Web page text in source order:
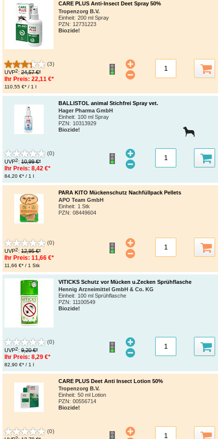
CARE PLUS Anti-Insect Deet Spray 50%
Tropenzorg B.V.
Einheit: 200 ml Spray
PZN: 12731223
Biozide!
(3)
UVP2: 24,57 €*
Ihr Preis: 22,11 €*
110,55 €* / 1 l
BALLISTOL animal Stichfrei Spray vet.
Hager Pharma GmbH
Einheit: 100 ml Spray
PZN: 10313929
Biozide!
(0)
UVP2: 10,99 €*
Ihr Preis: 8,42 €*
84,20 €* / 1 l
PARA KITO Mückenschutz Nachfüllpack Pellets
APO Team GmbH
Einheit: 1 Stk
PZN: 08449604
(0)
UVP2: 12,95 €*
Ihr Preis: 11,66 €*
11,66 €* / 1 Stk
VITICKS Schutz vor Mücken u.Zecken Sprühflasche
Hennig Arzneimittel GmbH & Co. KG
Einheit: 100 ml Sprühflasche
PZN: 11100549
Biozide!
(0)
UVP2: 9,20 €*
Ihr Preis: 8,29 €*
82,90 €* / 1 l
CARE PLUS Deet Anti Insect Lotion 50%
Tropenzorg B.V.
Einheit: 50 ml Lotion
PZN: 00556714
Biozide!
(0)